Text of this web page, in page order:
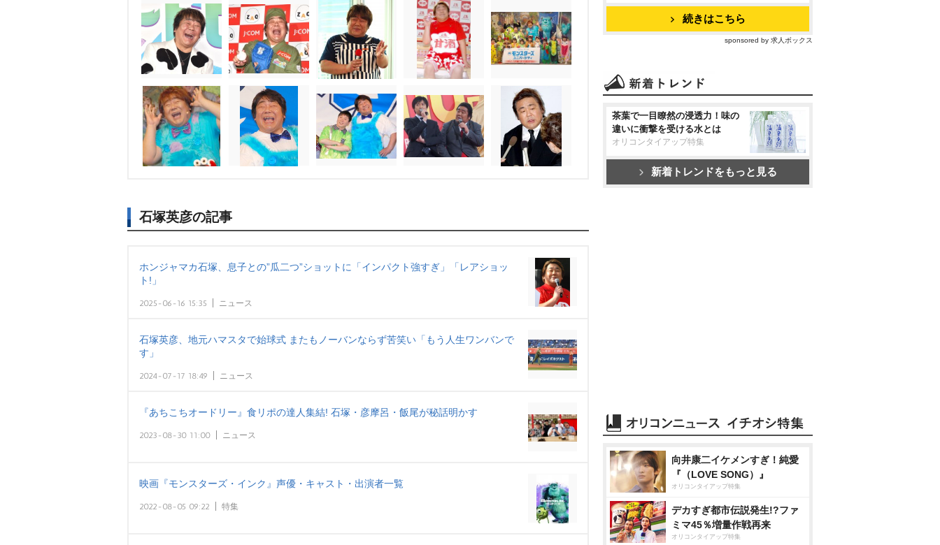
石塚英彦の記事
ホンジャマカ石塚、息子との”瓜二つ”ショットに「インパクト強すぎ」「レアショッ
ト!」
2025-06-16 15:35 ニュース
石塚英彦、地元ハマスタで始球式 またもノーバンならず苦笑い「もう人生ワンバンで
す」
2024-07-17 18:49 ニュース
『あちこちオードリー』食リポの達人集結! 石塚・彦摩呂・飯尾が秘話明かす
2023-08-30 11:00 ニュース
映画『モンスターズ・インク』声優・キャスト・出演者一覧
2022-08-05 09:22 特集
続きはこちら
sponsored by 求人ボックス
茶葉で一目瞭然の浸透力！味の
違いに衝撃を受ける水とは
オリコンタイアップ特集
新着トレンドをもっと見る
向井康二イケメンすぎ！純愛
『（LOVE SONG）』
オリコンタイアップ特集
デカすぎ都市伝説発生!?ファ
ミマ45％増量作戦再来
オリコンタイアップ特集